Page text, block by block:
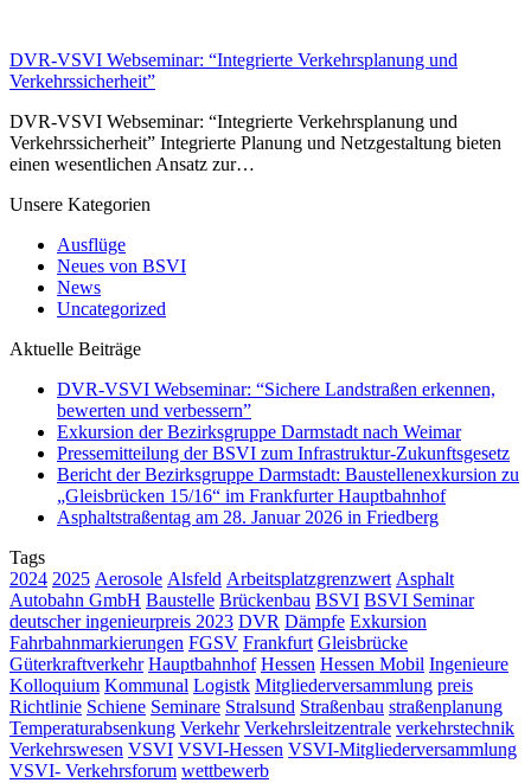
DVR-VSVI Webseminar: “Integrierte Verkehrsplanung und
Verkehrssicherheit”
DVR-VSVI Webseminar: “Integrierte Verkehrsplanung und
Verkehrssicherheit” Integrierte Planung und Netzgestaltung bieten
einen wesentlichen Ansatz zur…
Unsere Kategorien
Ausflüge
Neues von BSVI
News
Uncategorized
Aktuelle Beiträge
DVR-VSVI Webseminar: “Sichere Landstraßen erkennen,
bewerten und verbessern”
Exkursion der Bezirksgruppe Darmstadt nach Weimar
Pressemitteilung der BSVI zum Infrastruktur-Zukunftsgesetz
Bericht der Bezirksgruppe Darmstadt: Baustellenexkursion zu
„Gleisbrücken 15/16“ im Frankfurter Hauptbahnhof
Asphaltstraßentag am 28. Januar 2026 in Friedberg
Tags
2024 2025 Aerosole Alsfeld Arbeitsplatzgrenzwert Asphalt
Autobahn GmbH Baustelle Brückenbau BSVI BSVI Seminar
deutscher ingenieurpreis 2023 DVR Dämpfe Exkursion
Fahrbahnmarkierungen FGSV Frankfurt Gleisbrücke
Güterkraftverkehr Hauptbahnhof Hessen Hessen Mobil Ingenieure
Kolloquium Kommunal Logistk Mitgliederversammlung preis
Richtlinie Schiene Seminare Stralsund Straßenbau straßenplanung
Temperaturabsenkung Verkehr Verkehrsleitzentrale verkehrstechnik
Verkehrswesen VSVI VSVI-Hessen VSVI-Mitgliederversammlung
VSVI- Verkehrsforum wettbewerb